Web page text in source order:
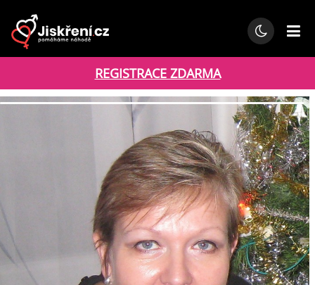
REGISTRACE ZDARMA